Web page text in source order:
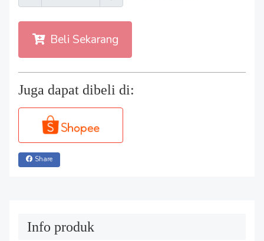
Beli Sekarang
Juga dapat dibeli di:
Share
Info produk